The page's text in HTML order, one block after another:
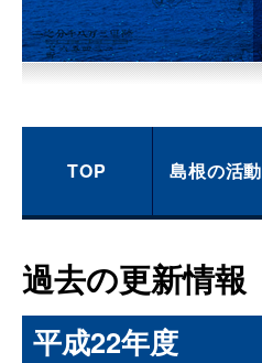
TOP 島根の活動
過去の更新情報
平成22年度